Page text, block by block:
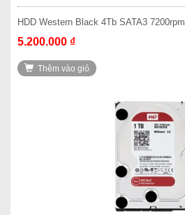
HDD Western Black 4Tb SATA3 7200rpm
5.200.000 ₫
Thêm vào giỏ